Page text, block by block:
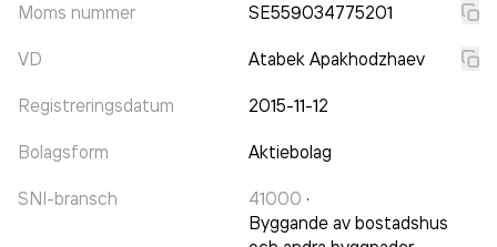
Moms nummer SE559034775201
VD Atabek Apakhodzhaev
Registreringsdatum 2015-11-12
Bolagsform Aktiebolag
SNI-bransch 41000 ·
Byggande av bostadshus